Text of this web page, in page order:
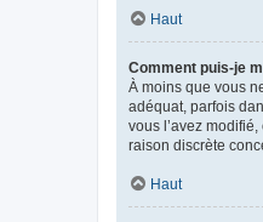
Haut
Comment puis-je
À moins que vous
adéquat, parfois
vous l’avez
raison discrète
Haut